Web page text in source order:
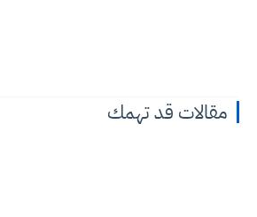
مقالات قد تهمك